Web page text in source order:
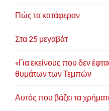
Πώς τα κατάφεραν
Στα 25 μεγαβάτ
«Για εκείνους που δεν
θυμάτων των Τεμπών
Αυτός που βάζει τα